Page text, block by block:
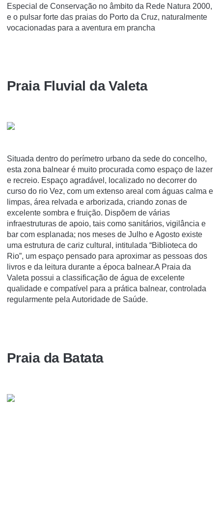
Especial de Conservação no âmbito da Rede Natura 2000,
e o pulsar forte das praias do Porto da Cruz, naturalmente
vocacionadas para a aventura em prancha
Praia Fluvial da Valeta
Situada dentro do perímetro urbano da sede do concelho,
esta zona balnear é muito procurada como espaço de lazer
e recreio. Espaço agradável, localizado no decorrer do
curso do rio Vez, com um extenso areal com águas calma e
limpas, área relvada e arborizada, criando zonas de
excelente sombra e fruição. Dispõem de várias
infraestruturas de apoio, tais como sanitários, vigilância e
bar com esplanada; nos meses de Julho e Agosto existe
uma estrutura de cariz cultural, intitulada “Biblioteca do
Rio”, um espaço pensado para aproximar as pessoas dos
livros e da leitura durante a época balnear.A Praia da
Valeta possui a classificação de água de excelente
qualidade e compatível para a prática balnear, controlada
regularmente pela Autoridade de Saúde.
Praia da Batata